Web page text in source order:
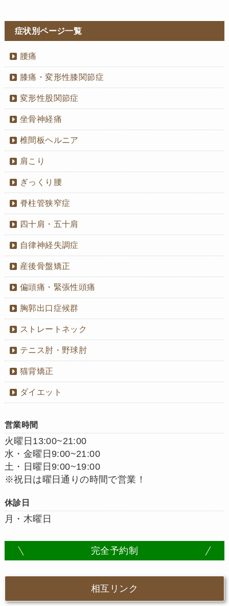
症状別ページ一覧
腰痛
膝痛・変形性膝関節症
変形性股関節症
坐骨神経痛
椎間板ヘルニア
肩こり
ぎっくり腰
脊柱管狭窄症
四十肩・五十肩
自律神経失調症
産後骨盤矯正
偏頭痛・緊張性頭痛
胸郭出口症候群
ストレートネック
テニス肘・野球肘
猫背矯正
ダイエット
営業時間
火曜日13:00~21:00
水・金曜日9:00~21:00
土・日曜日9:00~19:00
※祝日は曜日通りの時間で営業！
休診日
月・木曜日
完全予約制
相互リンク